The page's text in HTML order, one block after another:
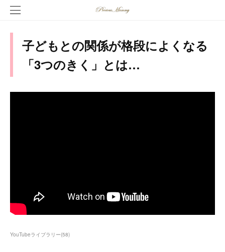
子どもとの関係が格段によくなる
「3つのきく」とは…
YouTubeライブラリー(58)